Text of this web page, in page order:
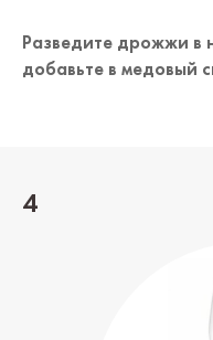
Разведите дрожжи в
добавьте в медовый
4